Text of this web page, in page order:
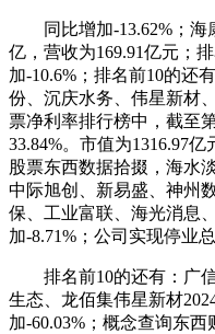
同比增加-13.62%；海
亿，营收为169.91亿元；
加-10.6%；排名前10的还
份、沉庆水务、伟星新材
票净利率排行榜中，截至
33.84%。市值为1316.97
股票东西数据拾掇，海水
中际旭创、新易盛、神州
保、工业富联、海光消息
加-8.71%；公司实现停业
排名前10的还有：广信
生态、龙佰集伟星新材
加-60.03%；概念查询东